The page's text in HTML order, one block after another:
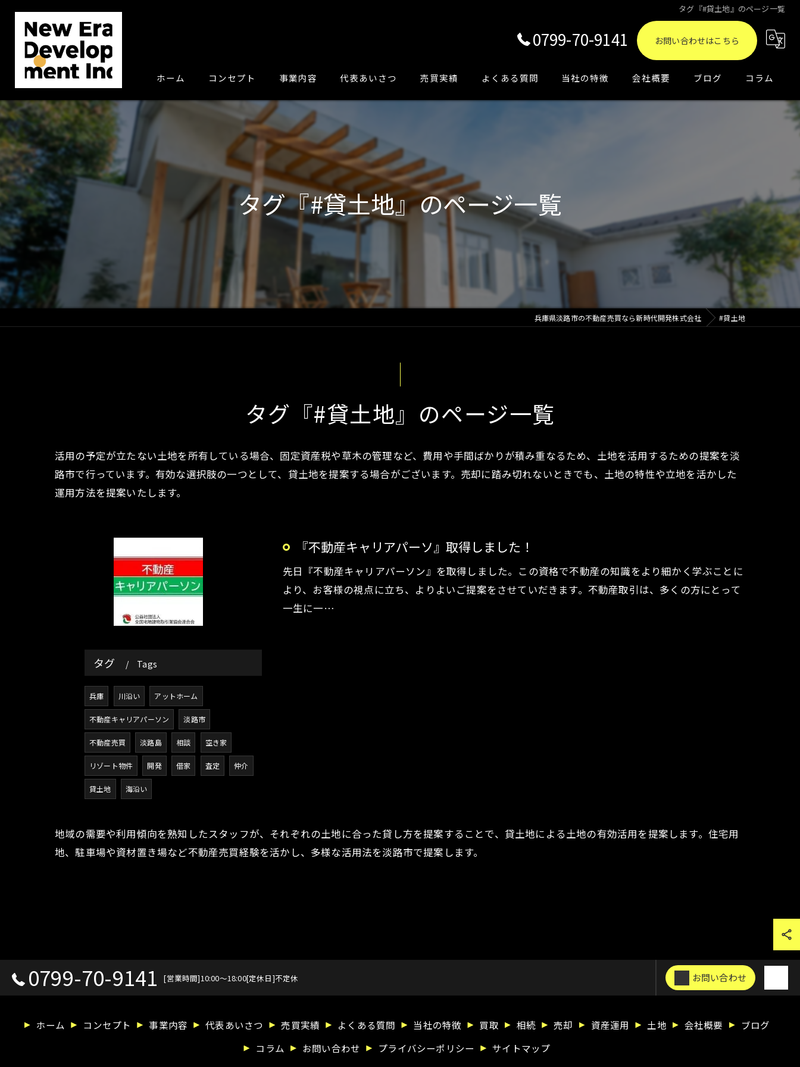
タグ『#貸土地』のページ一覧
0799-70-9141 お問い合わせはこちら
ホーム コンセプト 事業内容 代表あいさつ 売買実績 よくある質問 当社の特徴
土地
会社概要 ブログ コラム
タグ『#貸土地』のページ一覧
兵庫県淡路市の不動産売買なら新時代開発株式会社 #貸土地
タグ『#貸土地』のページ一覧
活用の予定が立たない土地を所有している場合、固定資産税や草木の管理など、費用や手間ばかりが積み重なるため、土地を活用するための提案を淡
路市で行っています。有効な選択肢の一つとして、貸土地を提案する場合がございます。売却に踏み切れないときでも、土地の特性や立地を活かした
運用方法を提案いたします。
『不動産キャリアパーソ』取得しました！
先日『不動産キャリアパーソン』を取得しました。この資格で不動産の知識をより細かく学ぶことに
より、お客様の視点に立ち、よりよいご提案をさせていだきます。不動産取引は、多くの方にとって
一生に一…
タグ Tags
兵庫 川沿い アットホーム
不動産キャリアパーソン 淡路市
不動産売買 淡路島 相談 空き家
リゾート物件 開発 借家 査定 仲介
貸土地 海沿い
地域の需要や利用傾向を熟知したスタッフが、それぞれの土地に合った貸し方を提案することで、貸土地による土地の有効活用を提案します。住宅用
地、駐車場や資材置き場など不動産売買経験を活かし、多様な活用法を淡路市で提案します。
0799-70-9141 [営業時間]10:00～18:00[定休日]不定休 お問い合わせ
ホーム コンセプト 事業内容 代表あいさつ 売買実績 よくある質問 当社の特徴 買取 相続 売却 資産運用 土地 会社概要
ブログ
コラム
お問い合わせ プライバシーポリシー サイトマップ